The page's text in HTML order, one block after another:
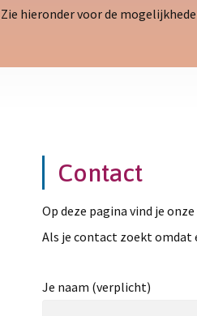
Zie hieronder voor de
Contact
Op deze pagina vind je
Als je contact zoekt omdat
Je naam (verplicht)